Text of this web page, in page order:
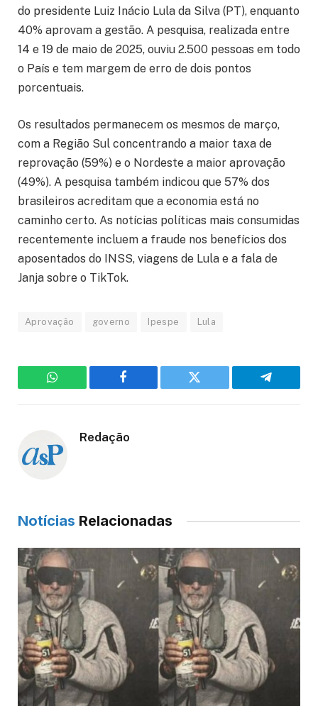
do presidente Luiz Inácio Lula da Silva (PT), enquanto
40% aprovam a gestão. A pesquisa, realizada entre
14 e 19 de maio de 2025, ouviu 2.500 pessoas em todo
o País e tem margem de erro de dois pontos
porcentuais.
Os resultados permanecem os mesmos de março,
com a Região Sul concentrando a maior taxa de
reprovação (59%) e o Nordeste a maior aprovação
(49%). A pesquisa também indicou que 57% dos
brasileiros acreditam que a economia está no
caminho certo. As notícias políticas mais consumidas
recentemente incluem a fraude nos benefícios dos
aposentados do INSS, viagens de Lula e a fala de
Janja sobre o TikTok.
Aprovação governo Ipespe Lula
WhatsApp Facebook Twitter Telegram
Redação
Notícias Relacionadas